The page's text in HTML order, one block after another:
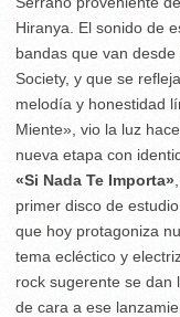
Hiranya. El sonido de
bandas que van
Society, y que se
melodía y honestidad
Miente», vio la luz
nueva etapa con
«Si Nada Te Importa»
primer disco de
que hoy protagoniza
tema ecléctico y
rock sugerente se dan
de cara a ese